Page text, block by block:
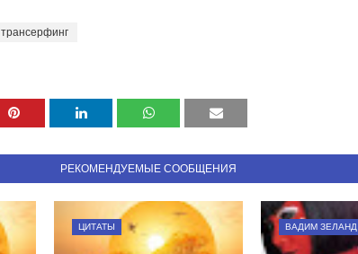
трансерфинг
РЕКОМЕНДУЕМЫЕ СООБЩЕНИЯ
ЦИТАТЫ ВАДИМ ЗЕЛАНД